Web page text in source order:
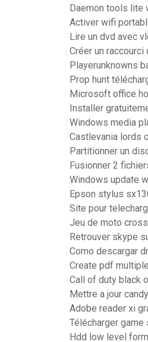
Daemon tools lite
Activer wifi
Lire un dvd avec
Créer un
Playerunknowns
Prop hunt
Microsoft office
Installer
Windows media
Castlevania lords
Partitionner un
Fusionner 2
Windows update
Epson stylus
Site pour
Jeu de moto
Retrouver skype
Como descargar
Create pdf
Call of duty black
Mettre a jour
Adobe reader xi
Télécharger
Hdd low level